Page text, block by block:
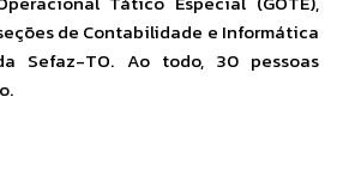
de Contabilidade e Informática
Sefaz-TO. Ao todo, 30 pessoas